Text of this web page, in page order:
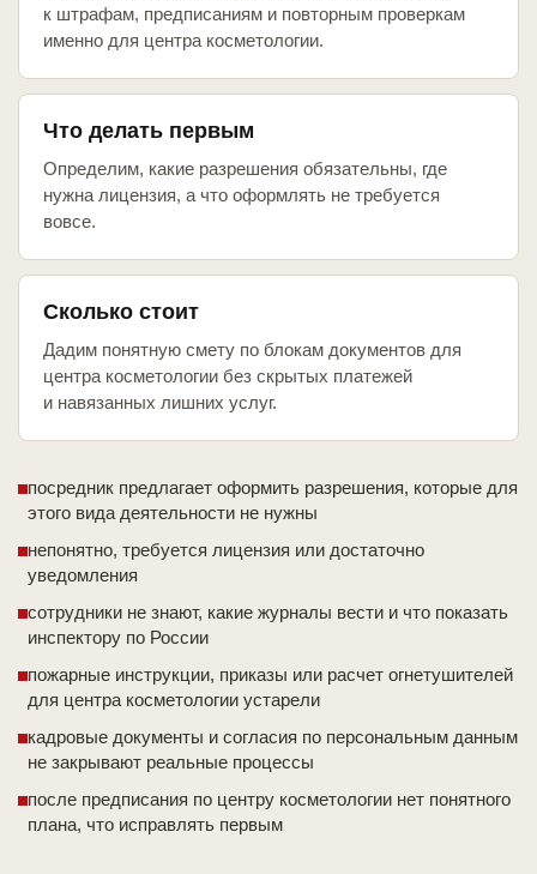
к штрафам, предписаниям и повторным проверкам
именно для центра косметологии.
Что делать первым
Определим, какие разрешения обязательны, где
нужна лицензия, а что оформлять не требуется
вовсе.
Сколько стоит
Дадим понятную смету по блокам документов для
центра косметологии без скрытых платежей
и навязанных лишних услуг.
посредник предлагает оформить разрешения, которые для
этого вида деятельности не нужны
непонятно, требуется лицензия или достаточно
уведомления
сотрудники не знают, какие журналы вести и что показать
инспектору по России
пожарные инструкции, приказы или расчет огнетушителей
для центра косметологии устарели
кадровые документы и согласия по персональным данным
не закрывают реальные процессы
после предписания по центру косметологии нет понятного
плана, что исправлять первым